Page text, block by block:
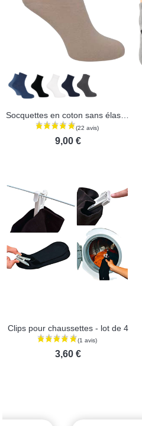
9,00 €
Clips pour chaussettes - lot de 4
3,60 €